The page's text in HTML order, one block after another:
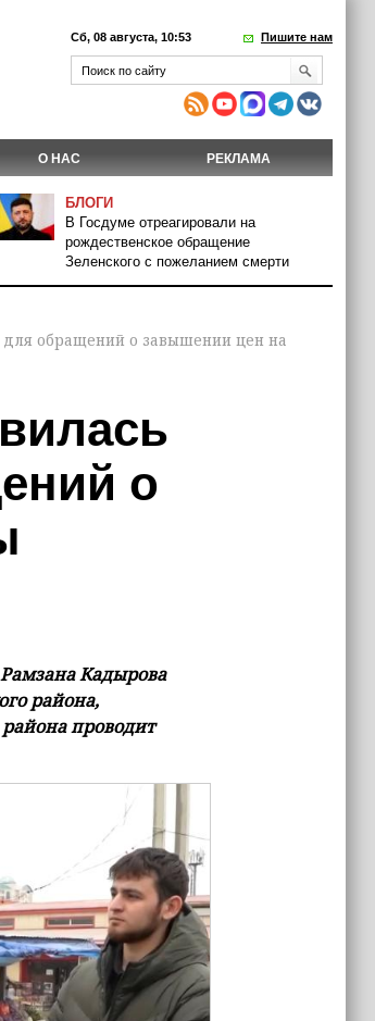
Сб, 08 августа, 10:53 Пишите нам
О НАС РЕКЛАМА
БЛОГИ
В Госдуме отреагировали на
рождественское обращение
Зеленского с пожеланием смерти
для обращений о завышении цен на
о
Кадырова
района,
проводит